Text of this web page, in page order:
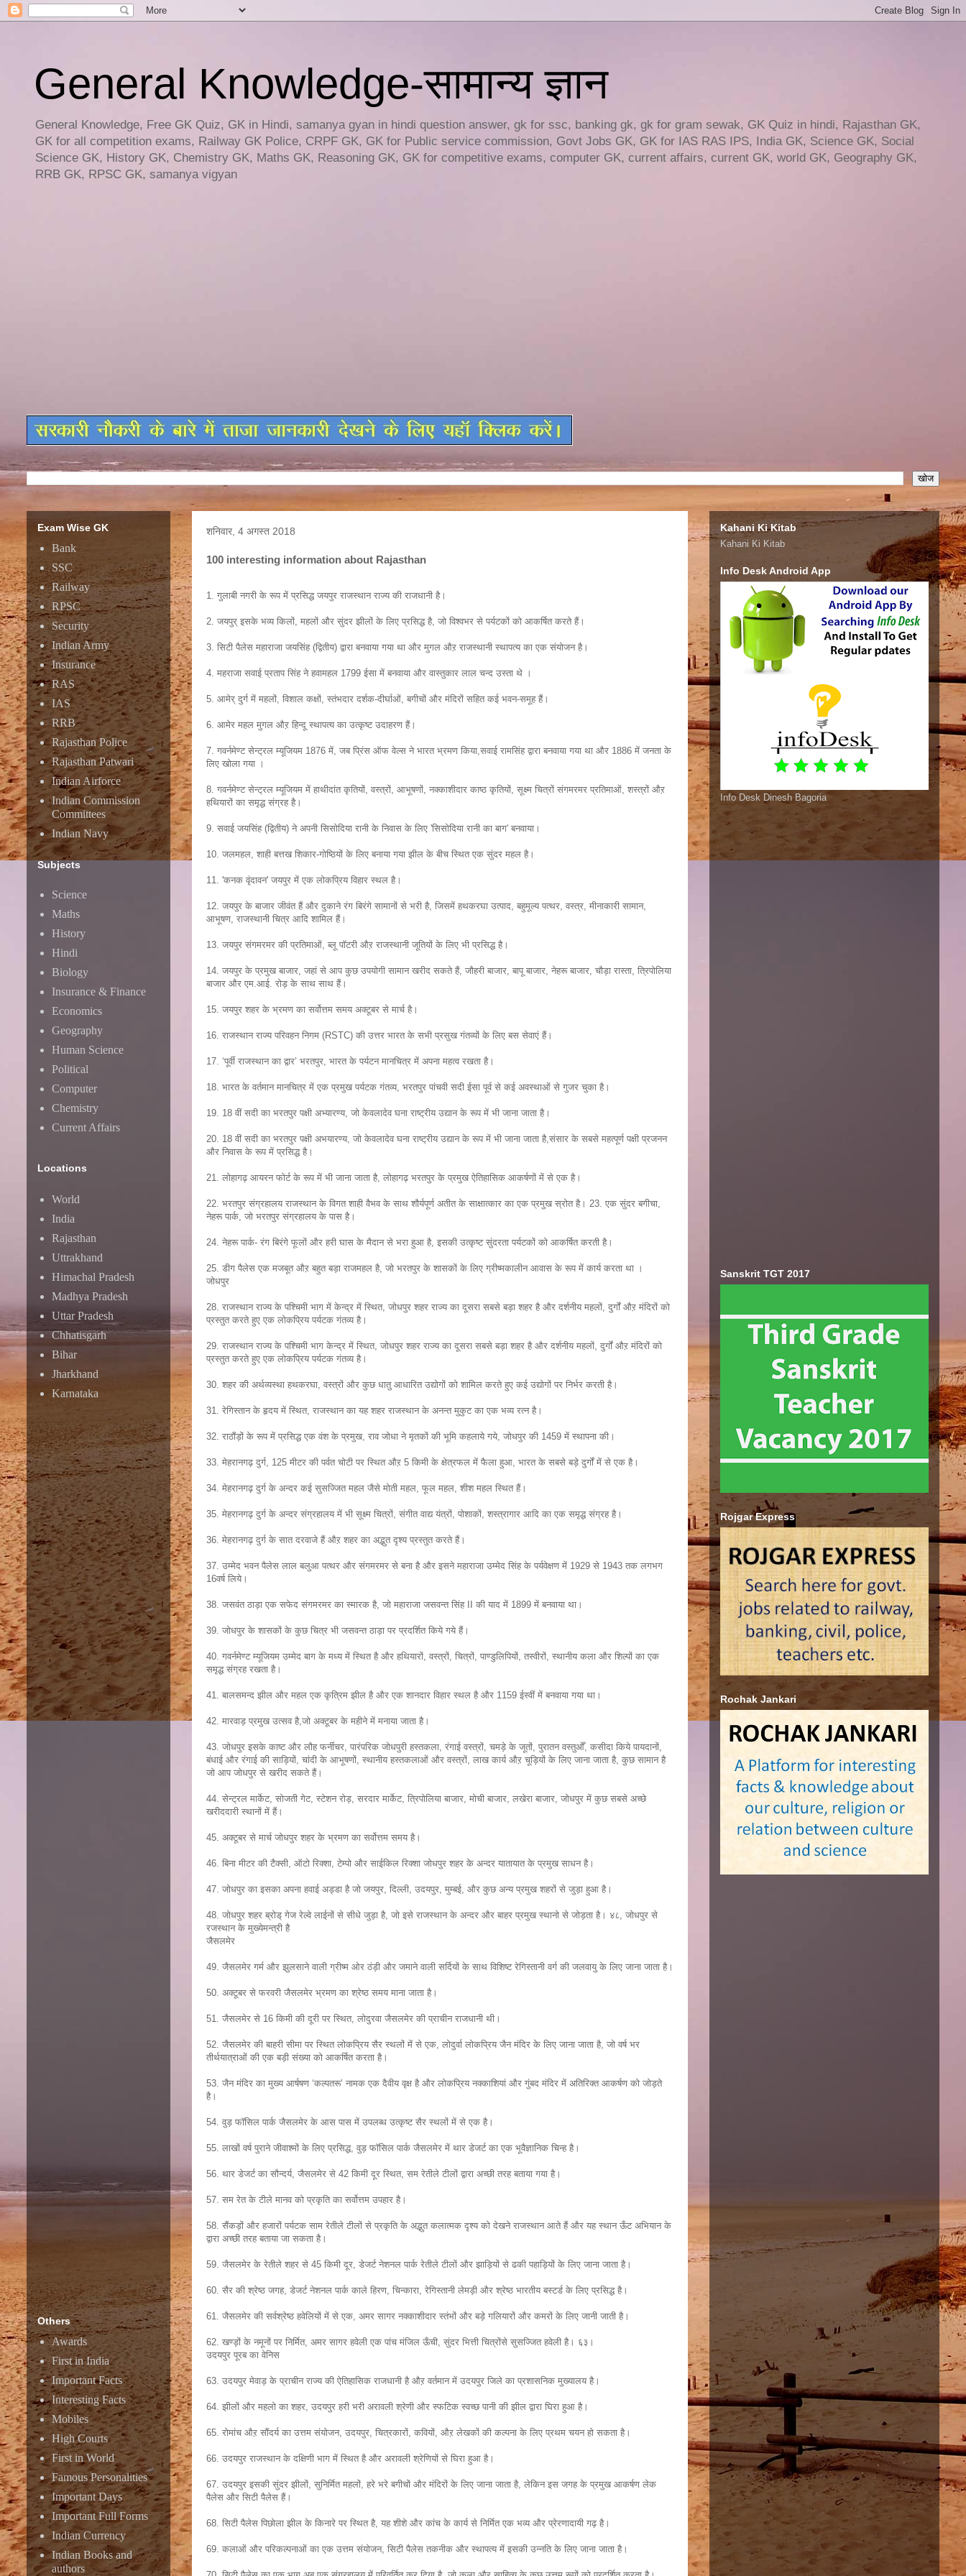
General Knowledge-सामान्य ज्ञान
General Knowledge, Free GK Quiz, GK in Hindi, samanya gyan in hindi question answer, gk for ssc, banking gk, gk for gram sewak, GK Quiz in hindi, Rajasthan GK,
GK for all competition exams, Railway GK Police, CRPF GK, GK for Public service commission, Govt Jobs GK, GK for IAS RAS IPS, India GK, Science GK, Social
Science GK, History GK, Chemistry GK, Maths GK, Reasoning GK, GK for competitive exams, computer GK, current affairs, current GK, world GK, Geography GK,
RRB GK, RPSC GK, samanya vigyan
शनिवार, 4 अगस्त 2018
100 interesting information about Rajasthan
1. गुलाबी नगरी के रूप में प्रसिद्ध जयपुर राजस्थान राज्य की राजधानी है।
2. जयपुर् इसके भव्य किलों, महलों और सुंदर झीलों के लिए प्रसिद्ध है, जो विश्वभर से पर्यटकों को आकर्षित करते हैं।
3. सिटी पैलेस महाराजा जयसिंह (द्वितीय) द्वारा बनवाया गया था और मुगल औऱ राजस्थानी स्थापत्य का एक संयोजन है।
4. महराजा सवाई प्रताप सिंह ने हवामहल 1799 ईसा में बनवाया और वास्तुकार लाल चन्द उस्ता थे ।
5. आमेर् दुर्ग में महलों, विशाल कक्षों, स्तंभदार दर्शक-दीर्घाओं, बगीचों और मंदिरों सहित कई भवन-समूह हैं।
6. आमेर महल मुगल औऱ हिन्दू स्थापत्य का उत्कृष्ट उदाहरण हैं।
7. गवर्नमेण्ट सेन्ट्रल म्यूजियम 1876 में, जब प्रिंस ऑफ वेल्स ने भारत भ्रमण किया,सवाई रामसिंह द्वारा बनवाया गया था और 1886 में जनता के
लिए खोला गया ।
8. गवर्नमेण्ट सेन्ट्रल म्यूजियम में हाथीदांत कृतियों, वस्त्रों, आभूषणों, नक्काशीदार काष्ठ कृतियों, सूक्ष्म चित्रों संगमरमर प्रतिमाओं, शस्त्रों औऱ
हथियारों का समृद्ध संग्रह है।
9. सवाई जयसिंह (द्वितीय) ने अपनी सिसोदिया रानी के निवास के लिए 'सिसोदिया रानी का बाग' बनवाया।
10. जलमहल, शाही बत्तख शिकार-गोष्ठियों के लिए बनाया गया झील के बीच स्थित एक सुंदर महल है।
11. 'कनक वृंदावन' जयपुर में एक लोकप्रिय विहार स्थल है।
12. जयपुर के बाजार जीवंत हैं और दुकाने रंग बिरंगे सामानों से भरी है, जिसमें हथकरघा उत्पाद, बहुमूल्य पत्थर, वस्त्र, मीनाकारी सामान,
आभूषण, राजस्थानी चित्र आदि शामिल हैं।
13. जयपुर संगमरमर की प्रतिमाओं, ब्लू पॉटरी औऱ राजस्थानी जूतियों के लिए भी प्रसिद्ध है।
14. जयपुर के प्रमुख बाजार, जहां से आप कुछ उपयोगी सामान खरीद सकते हैं, जौहरी बाजार, बापू बाजार, नेहरू बाजार, चौड़ा रास्ता, त्रिपोलिया
बाजार और एम.आई. रोड़ के साथ साथ हैं।
15. जयपुर शहर के भ्रमण का सर्वोत्तम समय अक्टूबर से मार्च है।
16. राजस्थान राज्य परिवहन निगम (RSTC) की उत्तर भारत के सभी प्रसुख गंतव्यों के लिए बस सेवाएं हैं।
17. ‘पूर्वी राजस्थान का द्वार’ भरतपुर, भारत के पर्यटन मानचित्र में अपना महत्व रखता है।
18. भारत के वर्तमान मानचित्र में एक प्रमुख पर्यटक गंतव्य, भरतपुर पांचवी सदी ईसा पूर्व से कई अवस्थाओं से गुजर चुका है।
19. 18 वीं सदी का भरतपुर पक्षी अभ्यारण्य, जो केवलादेव घना राष्ट्रीय उद्यान के रूप में भी जाना जाता है।
20. 18 वीं सदी का भरतपुर पक्षी अभयारण्य, जो केवलादेव घना राष्ट्रीय उद्यान के रूप में भी जाना जाता है,संसार के सबसे महत्पूर्ण पक्षी प्रजनन
और निवास के रूप में प्रसिद्ध है।
21. लोहागढ़ आयरन फोर्ट के रूप में भी जाना जाता है, लोहागढ़ भरतपुर के प्रमुख ऐतिहासिक आकर्षणों में से एक है।
22. भरतपुर संग्रहालय राजस्थान के विगत शाही वैभव के साथ शौर्यपूर्ण अतीत के साक्षात्कार का एक प्रमुख स्रोत है। 23. एक सुंदर बगीचा,
नेहरू पार्क, जो भरतपुर संग्रहालय के पास है।
24. नेहरू पार्क- रंग बिरंगे फूलों और हरी घास के मैदान से भरा हुआ है, इसकी उत्कृष्ट सुंदरता पर्यटकों को आकर्षित करती है।
25. डीग पैलेस एक मजबूत औऱ बहुत बड़ा राजमहल है, जो भरतपुर के शासकों के लिए ग्रीष्मकालीन आवास के रूप में कार्य करता था ।
जोधपुर
28. राजस्थान राज्य के पश्चिमी भाग में केन्द्र में स्थित, जोधपुर शहर राज्य का दूसरा सबसे बड़ा शहर है और दर्शनीय महलों, दुर्गों औऱ मंदिरों को
प्रस्तुत करते हुए एक लोकप्रिय पर्यटक गंतव्य है।
29. राजस्थान राज्य के पश्चिमी भाग केन्द्र में स्थित, जोधपुर शहर राज्य का दूसरा सबसे बड़ा शहर है और दर्शनीय महलों, दुर्गों औऱ मंदिरों को
प्रस्तुत करते हुए एक लोकप्रिय पर्यटक गंतव्य है।
30. शहर की अर्थव्यस्था हथकरघा, वस्त्रों और कुछ धातु आधारित उद्योगों को शामिल करते हुए कई उद्योगों पर निर्भर करती है।
31. रेगिस्तान के हृदय में स्थित, राजस्थान का यह शहर राजस्थान के अनन्त मुकुट का एक भव्य रत्न है।
32. राठौंड़ों के रूप में प्रसिद्ध एक वंश के प्रमुख, राव जोधा ने मृतकों की भूमि कहलाये गये, जोधपुर की 1459 में स्थापना की।
33. मेहरानगढ़ दुर्ग, 125 मीटर की पर्वत चोटी पर स्थित औऱ 5 किमी के क्षेत्रफल में फैला हुआ, भारत के सबसे बड़े दुर्गों में से एक है।
34. मेहरानगढ़ दुर्ग के अन्दर कई सुसज्जित महल जैसे मोती महल, फूल महल, शीश महल स्थित हैं।
35. मेहरानगढ़ दुर्ग के अन्दर संग्रहालय में भी सूक्ष्म चित्रों, संगीत वाद्य यंत्रों, पोशाकों, शस्त्रागार आदि का एक समृद्ध संग्रह है।
36. मेहरानगढ़ दुर्ग के सात दरवाजे हैं औऱ शहर का अद्भुत दृश्य प्रस्तुत करते हैं।
37. उम्मेद भवन पैलेस लाल बलुआ पत्थर और संगमरमर से बना है और इसने महाराजा उम्मेद सिंह के पर्यवेक्षण में 1929 से 1943 तक लगभग
16वर्ष लिये।
38. जसवंत ठाड़ा एक सफेद संगमरमर का स्मारक है, जो महाराजा जसवन्त सिंह II की याद में 1899 में बनवाया था।
39. जोधपुर के शासकों के कुछ चित्र भी जसवन्त ठाड़ा पर प्रदर्शित किये गये हैं।
40. गवर्नमेण्ट म्यूजियम उम्मेद बाग के मध्य में स्थित है और हथियारों, वस्त्रों, चित्रों, पाण्डुलिपियों, तस्वीरों, स्थानीय कला और शिल्पों का एक
समृद्ध संग्रह रखता है।
41. बालसमन्द झील और महल एक कृत्रिम झील है और एक शानदार विहार स्थल है और 1159 ईस्वीं में बनवाया गया था।
42. मारवाड़ प्रमुख उत्सव है,जो अक्टूबर के महीने में मनाया जाता है।
43. जोधपुर इसके काष्ट और लौह फर्नीचर, पारंपरिक जोधपुरी हस्तकला, रंगाई वस्त्रों, चमड़े के जूतों, पुरातन वस्तुओँ, कसीदा किये पायदानों,
बंधाई और रंगाई की साड़ियों, चांदी के आभूषणों, स्थानीय हस्तकलाओं और वस्त्रों, लाख कार्य औऱ चूड़ियों के लिए जाना जाता है, कुछ सामान है
जो आप जोधपुर से खरीद सकते हैं।
44. सेन्ट्रल मार्केट, सोजती गेट, स्टेशन रोड़, सरदार मार्केट, त्रिपोलिया बाजार, मोची बाजार, लखेरा बाजार, जोधपुर में कुछ सबसे अच्छे
खरीददारी स्थानों में हैं।
45. अक्टूबर से मार्च जोधपुर शहर के भ्रमण का सर्वोत्तम समय है।
46. बिना मीटर की टैक्सी, ऑटो रिक्शा, टेम्पो और साईकिल रिक्शा जोधपुर शहर के अन्दर यातायात के प्रमुख साधन है।
47. जोधपुर का इसका अपना हवाई अड्डा है जो जयपुर, दिल्ली, उदयपुर, मुम्बई, और कुछ अन्य प्रमुख शहरों से जुड़ा हुआ है।
48. जोधपुर शहर ब्रोड् गेज रेल्वे लाईनों से सीधे जुड़ा है, जो इसे राजस्थान के अन्दर और बाहर प्रमुख स्थानो से जोड़ता है। ४८, जोधपुर से
रजस्थान के मुख्येमन्त्री है
जैसलमेर
49. जैसलमेर गर्म और झुलसाने वाली ग्रीष्म ओर ठंड़ी और जमाने वाली सर्दियों के साथ विशिष्ट रेगिस्तानी वर्ग की जलवायु के लिए जाना जाता है।
50. अक्टूबर से फरवरी जैसलमेर भ्रमण का श्रेष्ठ समय माना जाता है।
51. जैसलमेर से 16 किमी की दूरी पर स्थित, लोदुरवा जैसलमेर की प्राचीन राजधानी थी।
52. जैसलमेर की बाहरी सीमा पर स्थित लोकप्रिय सैर स्थलों में से एक, लोदुर्वा लोकप्रिय जैन मंदिर के लिए जाना जाता है, जो वर्ष भर
तीर्थयात्राओं की एक बड़ी संख्या को आकर्षित करता है।
53. जैन मंदिर का मुख्य आर्षषण ‘कल्पतरू’ नामक एक दैवीय वृक्ष है और लोकप्रिय नक्काशियां और गुंबद मंदिर में अतिरिक्त आकर्षण को जोड़ते
है।
54. वुड़ फॉसिल पार्क जैसलमेर के आस पास में उपलब्ध उत्कृष्ट सैर स्थलों में से एक है।
55. लाखों वर्ष पुराने जीवाश्मों के लिए प्रसिद्ध, वुड़ फॉसिल पार्क जैसलमेर में थार डेजर्ट का एक भूवैज्ञानिक चिन्ह है।
56. थार डेजर्ट का सौन्दर्य, जैसलमेर से 42 किमी दूर स्थित, सम रेतीले टीलों द्वारा अच्छी तरह बताया गया है।
57. सम रेत के टीले मानव को प्रकृति का सर्वोत्तम उपहार है।
58. सैंकड़ों और हजारों पर्यटक साम रेतीले टीलों से प्रकृति के अद्भुत कलात्मक दृश्य को देखने राजस्थान आते हैं और यह स्थान ऊँट अभियान के
द्वारा अच्छी तरह बताया जा सकता है।
59. जैसलमेर के रेतीले शहर से 45 किमी दूर, डेजर्ट नेशनल पार्क रेतीले टीलों और झाड़ियों से ढकी पहाड़ियों के लिए जाना जाता है।
60. सैर की श्रेष्ठ जगह, डेजर्ट नेशनल पार्क काले हिरण, चिन्कारा, रेगिस्तानी लेमड़ी और श्रेष्ठ भारतीय बस्टर्ड के लिए प्रसिद्ध है।
61. जैसलमेर की सर्वश्रेष्ठ हवेलियों में से एक, अमर सागर नक्काशीदार स्तंभों और बड़े गलियारों और कमरों के लिए जानी जाती है।
62. खण्ड़ों के नमूनों पर निर्मित, अमर सागर हवेली एक पांच मंजिल ऊँची, सुंदर भित्ती चित्रोंसे सुसज्जित हवेली है। ६३।
उदयपुर पूरब का वेनिस
63. उदयपुर मेवाड़ के प्राचीन राज्य की ऐतिहासिक राजधानी है औऱ वर्तमान में उदयपुर जिले का प्रशासनिक मुख्यालय है।
64. झीलों और महलो का शहर, उदयपुर हरी भरी अरावली श्रेणी और स्फटिक स्वच्छ पानी की झील द्वारा घिरा हुआ है।
65. रोमांच औऱ सौंदर्य का उत्तम संयोजन, उदयपुर, चित्रकारों, कवियों, औऱ लेखकों की कल्पना के लिए प्रथम चयन हो सकता है।
66. उदयपुर राजस्थान के दक्षिणी भाग में स्थित है और अरावली श्रेणियों से घिरा हुआ है।
67. उदयपुर इसकी सुंदर झीलों, सुनिर्मित महलों, हरे भरे बगीचों और मंदिरों के लिए जाना जाता है, लेकिन इस जगह के प्रमुख आकर्षण लेक
पैलेस और सिटी पैलेस हैं।
68. सिटी पैलेस पिछोला झील के किनारे पर स्थित है, यह शीशे और कांच के कार्य से निर्मित एक भव्य और प्रेरणादायी गढ़ है।
69. कलाओं और परिकल्पनाओं का एक उत्तम संयोजन, सिटी पैलेस तकनीक और स्थापत्य में इसकी उन्नति के लिए जाना जाता है।
Exam Wise GK
Bank
SSC
Railway
RPSC
Security
Indian Army
Insurance
RAS
IAS
RRB
Rajasthan Police
Rajasthan Patwari
Indian Airforce
Indian Commission
Committees
Indian Navy
Subjects
Science
Maths
History
Hindi
Biology
Insurance & Finance
Economics
Geography
Human Science
Political
Computer
Chemistry
Current Affairs
Locations
World
India
Rajasthan
Uttrakhand
Himachal Pradesh
Madhya Pradesh
Uttar Pradesh
Chhatisgarh
Bihar
Jharkhand
Karnataka
Others
Awards
First in India
Important Facts
Interesting Facts
Mobiles
High Courts
First in World
Famous Personalities
Important Days
Important Full Forms
Indian Currency
Indian Books and
authors
Kahani Ki Kitab
Kahani Ki Kitab
Info Desk Android App
Info Desk Dinesh Bagoria
Sanskrit TGT 2017
Rojgar Express
Rochak Jankari